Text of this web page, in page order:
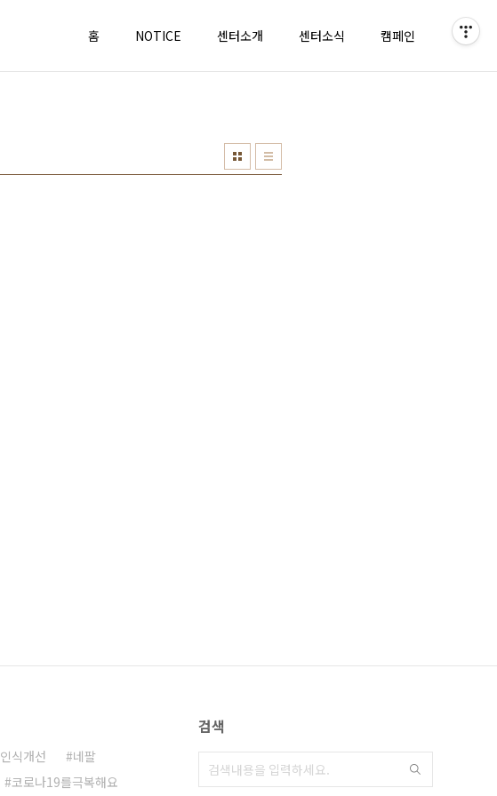
홈 NOTICE 센터소개 센터소식 캠페인
인식개선
네팔
코로나19를극복해요
검색